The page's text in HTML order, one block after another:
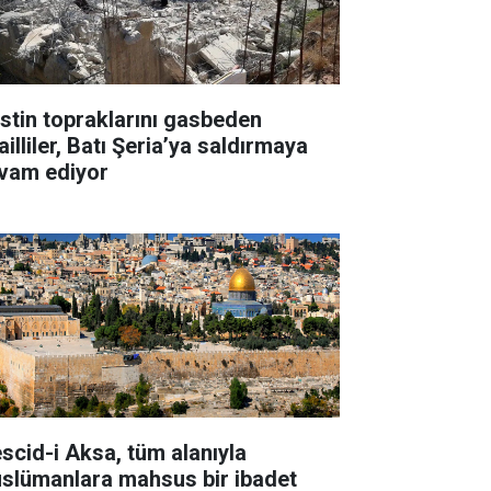
topraklarını gasbeden
Batı Şeria’ya saldırmaya
ediyor
i Aksa, tüm alanıyla
mahsus bir ibadet